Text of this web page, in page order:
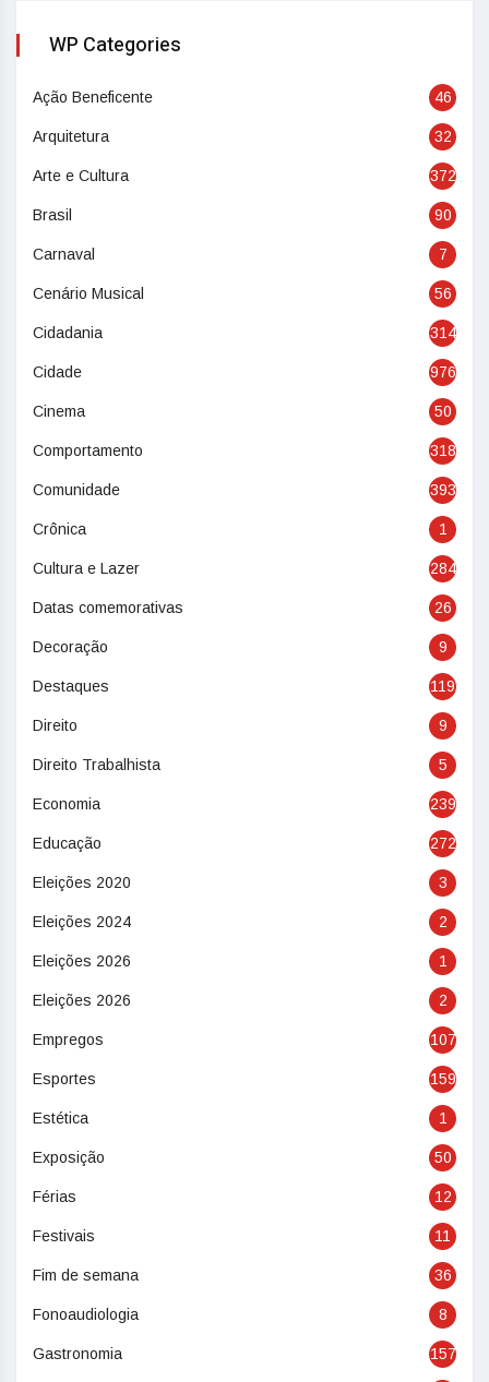
WP Categories
Ação Beneficente 46
Arquitetura 32
Arte e Cultura 372
Brasil 90
Carnaval 7
Cenário Musical 56
Cidadania 314
Cidade 976
Cinema 50
Comportamento 318
Comunidade 393
Crônica 1
Cultura e Lazer 284
Datas comemorativas 26
Decoração 9
Destaques 119
Direito 9
Direito Trabalhista 5
Economia 239
Educação 272
Eleições 2020 3
Eleições 2024 2
Eleições 2026 1
Eleições 2026 2
Empregos 107
Esportes 159
Estética 1
Exposição 50
Férias 12
Festivais 11
Fim de semana 36
Fonoaudiologia 8
Gastronomia 157